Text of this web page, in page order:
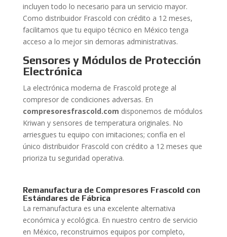
incluyen todo lo necesario para un servicio mayor.
Como distribuidor Frascold con crédito a 12 meses,
facilitamos que tu equipo técnico en México tenga
acceso a lo mejor sin demoras administrativas.
Sensores y Módulos de Protección
Electrónica
La electrónica moderna de Frascold protege al
compresor de condiciones adversas. En
compresoresfrascold.com disponemos de módulos
Kriwan y sensores de temperatura originales. No
arriesgues tu equipo con imitaciones; confía en el
único distribuidor Frascold con crédito a 12 meses que
prioriza tu seguridad operativa.
Remanufactura de Compresores Frascold con
Estándares de Fábrica
La remanufactura es una excelente alternativa
económica y ecológica. En nuestro centro de servicio
en México, reconstruimos equipos por completo,